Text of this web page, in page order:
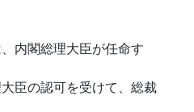
内閣総理大臣が任命す
臣の認可を受けて、総裁